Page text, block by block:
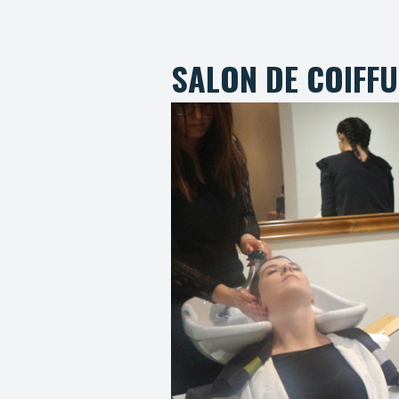
SALON DE